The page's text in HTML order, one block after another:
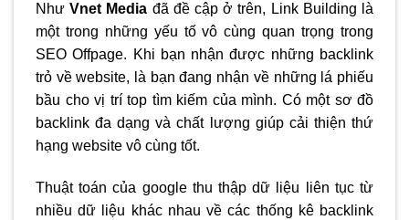
NhưVnet Media đã đề cập ở trên, Link Building là
một trong những yếu tố vô cùng quan trọng trong
SEO Offpage. Khi bạn nhận được những backlink
trỏ về website, là bạn đang nhận về những lá phiếu
bầu cho vị trí top tìm kiếm của mình. Có một sơ đồ
backlink đa dạng và chất lượng giúp cải thiện thứ
hạng website vô cùng tốt.
Thuật toán của google thu thập dữ liệu liên tục từ
nhiều dữ liệu khác nhau về các thống kê backlink